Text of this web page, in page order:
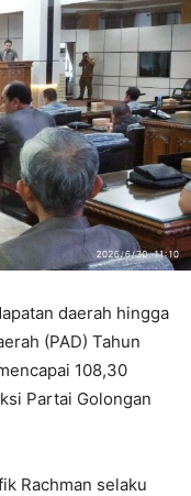
daerah hingga
(PAD) Tahun
108,30
Partai Golongan
Rachman selaku